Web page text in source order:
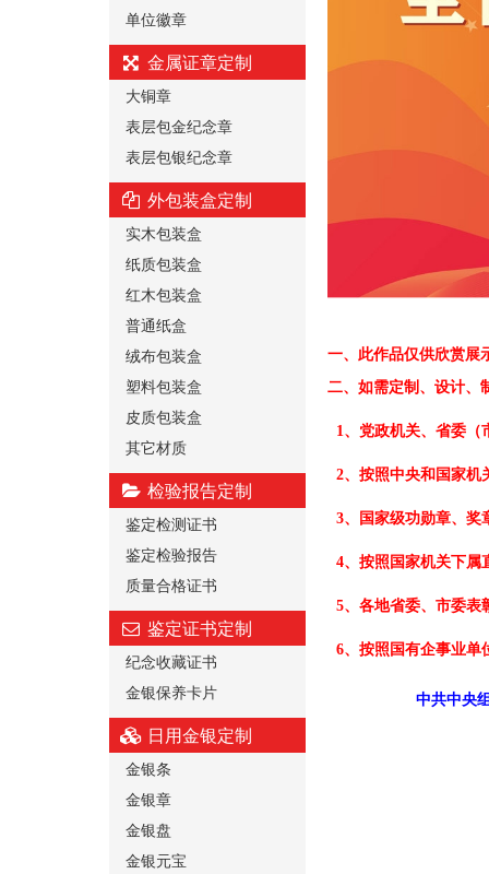
单位徽章
金属证章定制
大铜章
表层包金纪念章
表层包银纪念章
外包装盒定制
实木包装盒
纸质包装盒
红木包装盒
普通纸盒
绒布包装盒
塑料包装盒
皮质包装盒
其它材质
检验报告定制
鉴定检测证书
鉴定检验报告
质量合格证书
鉴定证书定制
纪念收藏证书
金银保养卡片
日用金银定制
金银条
金银章
金银盘
金银元宝
一、 此作品仅供欣赏展
二、 如需定制、设计、
1、党政机关、省委（
2、按照中央和国家机
3、国家级功勋章、奖
4、按照国家机关下属
5、各地省委、市委表
6、按照国有企事业单
中共中央